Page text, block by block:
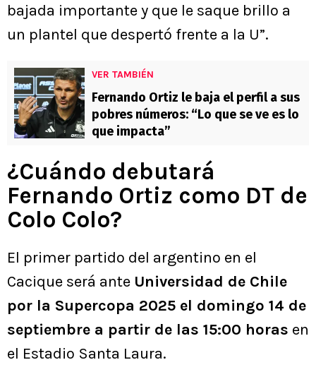
bajada importante y que le saque brillo a
un plantel que despertó frente a la U”.
VER TAMBIÉN
Fernando Ortiz le baja el perfil a sus
pobres números: “Lo que se ve es lo
que impacta”
¿Cuándo debutará
Fernando Ortiz como DT de
Colo Colo?
El primer partido del argentino en el
Cacique será ante Universidad de Chile
por la Supercopa 2025 el domingo 14 de
septiembre a partir de las 15:00 horas en
el Estadio Santa Laura.